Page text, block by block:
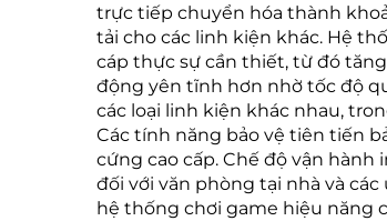
trực tiếp chuyển hóa thành
tải cho các linh kiện khác. Hệ
cáp thực sự cần thiết, từ đó
động yên tĩnh hơn nhờ tốc độ
các loại linh kiện khác nhau,
Các tính năng bảo vệ tiên tiến
cứng cao cấp. Chế độ vận
đối với văn phòng tại nhà và
hệ thống chơi game hiệu năng